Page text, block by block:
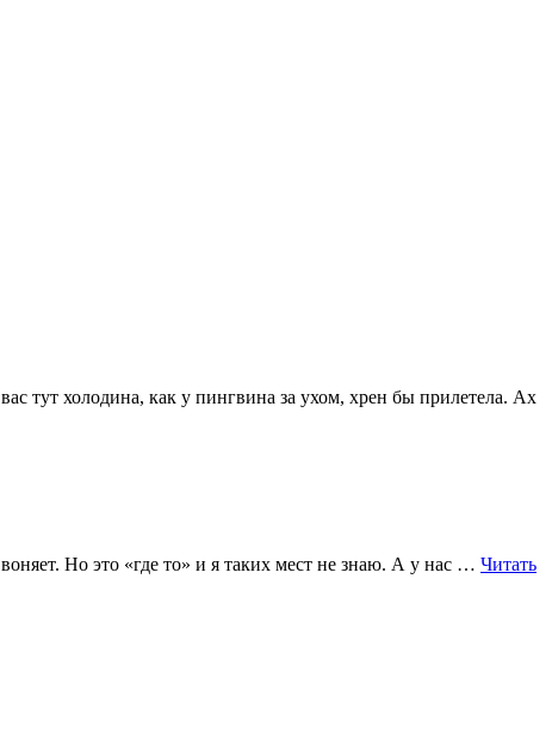
тут холодина, как у пингвина за ухом, хрен бы прилетела. Ах
Но это «где то» и я таких мест не знаю. А у нас … Читать